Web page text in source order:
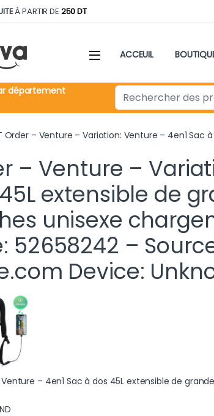
À PARTIR DE 250 DT
ACCEUIL
département Search for:
Order – Venture – Variation: Venture – 4en1 Sac
– Venture –
extensible de
unisexe
52658242 –
Device:
– 4en1 Sac à dos 45L extensible de